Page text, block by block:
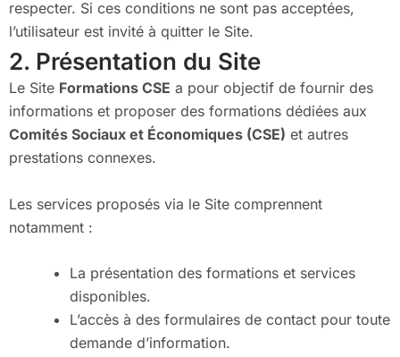
respecter. Si ces conditions ne sont pas acceptées,
l’utilisateur est invité à quitter le Site.
2. Présentation du Site
Le Site Formations CSE a pour objectif de fournir des
informations et proposer des formations dédiées aux
Comités Sociaux et Économiques (CSE) et autres
prestations connexes.
Les services proposés via le Site comprennent
notamment :
La présentation des formations et services
disponibles.
L’accès à des formulaires de contact pour toute
demande d’information.